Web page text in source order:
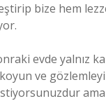
bize hem
evde yalnız
ve